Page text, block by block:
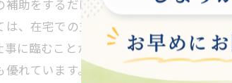
助をするだけではなく、利用者にと
、在宅での支援が新たな可能性を開
に臨むことができるようになり、そ
優れています。例えば、遠隔地に住む